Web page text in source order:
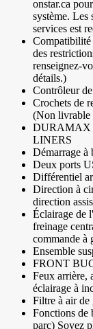
onstar.ca
système. Les
services est
Compatibilité
des
renseignez-
détails.)
Contrôleur
Crochets de
(Non livrable
DURAMAX
LINERS
Démarrage à
Deux ports
Différentiel
Direction à
direction
Éclairage de
freinage
commande à
Ensemble
FRONT
Feux arrière,
éclairage à
Filtre à air de
Fonctions de
parc) Soyez